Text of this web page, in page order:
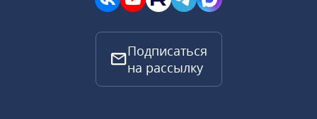
Подписаться
на рассылку